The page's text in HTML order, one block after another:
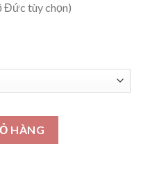
Đức tùy chọn)
số lượng
HÀNG